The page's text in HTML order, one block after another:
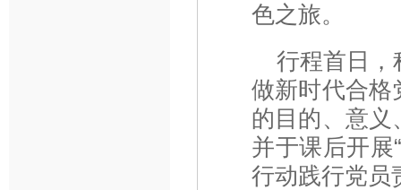
色之旅。
行程首日，
做新时代合格
的目的、意义
并于课后开展
行动践行党员